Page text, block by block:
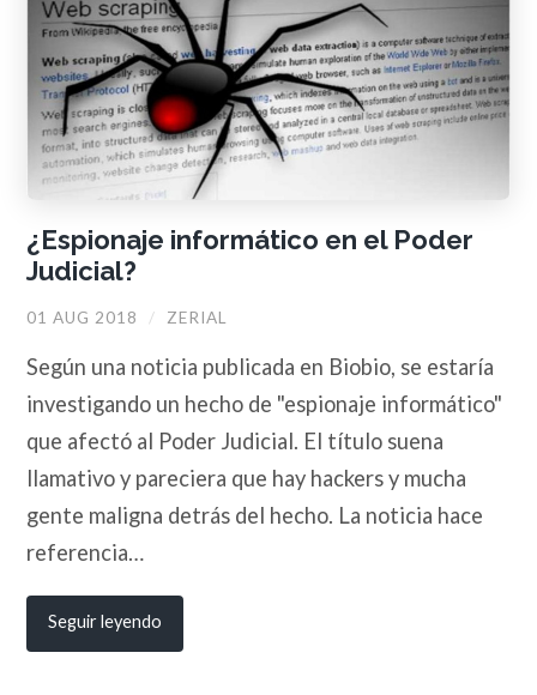
¿Espionaje informático en el Poder
Judicial?
01 AUG 2018 / ZERIAL
Según una noticia publicada en Biobio, se estaría
investigando un hecho de "espionaje informático"
que afectó al Poder Judicial. El título suena
llamativo y pareciera que hay hackers y mucha
gente maligna detrás del hecho. La noticia hace
referencia…
Seguir leyendo